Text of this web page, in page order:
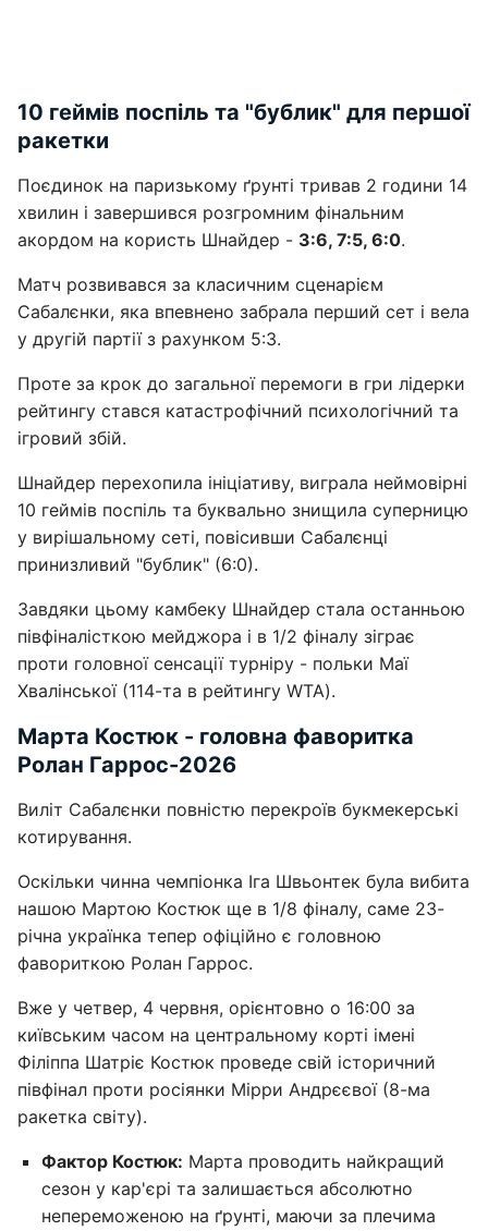
10 геймів поспіль та "бублик" для першої
ракетки
Поєдинок на паризькому ґрунті тривав 2 години 14
хвилин і завершився розгромним фінальним
акордом на користь Шнайдер - 3:6, 7:5, 6:0.
Матч розвивався за класичним сценарієм
Сабалєнки, яка впевнено забрала перший сет і вела
у другій партії з рахунком 5:3.
Проте за крок до загальної перемоги в гри лідерки
рейтингу стався катастрофічний психологічний та
ігровий збій.
Шнайдер перехопила ініціативу, виграла неймовірні
10 геймів поспіль та буквально знищила суперницю
у вирішальному сеті, повісивши Сабалєнці
принизливий "бублик" (6:0).
Завдяки цьому камбеку Шнайдер стала останньою
півфіналісткою мейджора і в 1/2 фіналу зіграє
проти головної сенсації турніру - польки Маї
Хвалінської (114-та в рейтингу WTA).
Марта Костюк - головна фаворитка
Ролан Гаррос-2026
Виліт Сабалєнки повністю перекроїв букмекерські
котирування.
Оскільки чинна чемпіонка Іга Швьонтек була вибита
нашою Мартою Костюк ще в 1/8 фіналу, саме 23-
річна українка тепер офіційно є головною
фавориткою Ролан Гаррос.
Вже у четвер, 4 червня, орієнтовно о 16:00 за
київським часом на центральному корті імені
Філіппа Шатріє Костюк проведе свій історичний
півфінал проти росіянки Мірри Андрєєвої (8-ма
ракетка світу).
Фактор Костюк: Марта проводить найкращий
сезон у кар'єрі та залишається абсолютно
непереможеною на ґрунті, маючи за плечима